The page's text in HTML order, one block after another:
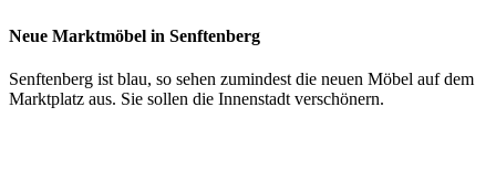
Neue Marktmöbel in Senftenberg
Senftenberg ist blau, so sehen zumindest die neuen Möbel auf dem
Marktplatz aus. Sie sollen die Innenstadt verschönern.